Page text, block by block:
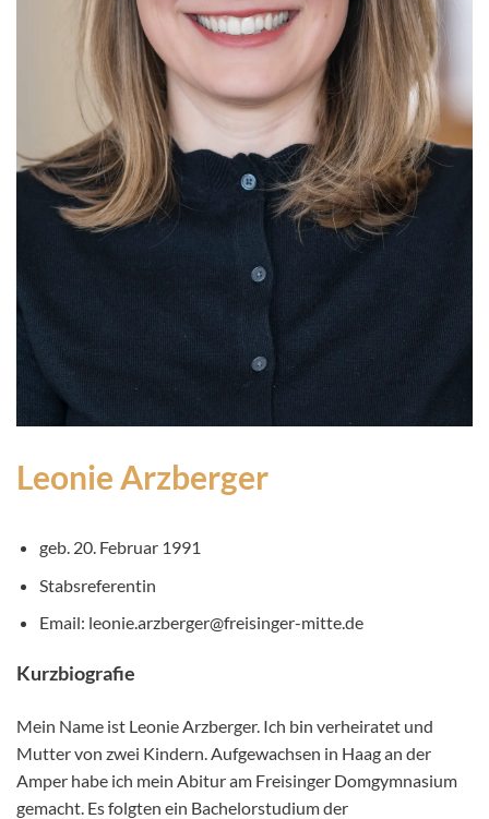
Leonie Arzberger
geb. 20. Februar 1991
Stabsreferentin
Email: leonie.arzberger@freisinger-mitte.de
Kurzbiografie
Mein Name ist Leonie Arzberger. Ich bin verheiratet und
Mutter von zwei Kindern. Aufgewachsen in Haag an der
Amper habe ich mein Abitur am Freisinger Domgymnasium
gemacht. Es folgten ein Bachelorstudium der